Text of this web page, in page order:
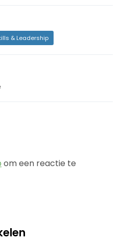
& Leadership
om een reactie te